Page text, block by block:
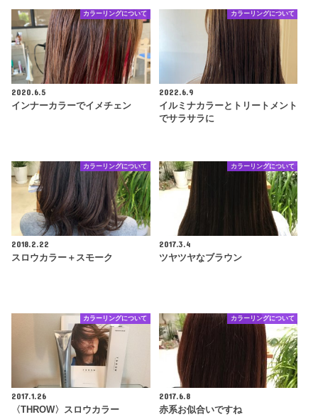
カラーリングについて
2020.6.5
インナーカラーでイメチェン
カラーリングについて
2022.6.9
イルミナカラーとトリートメント
でサラサラに
カラーリングについて
2018.2.22
スロウカラー＋スモーク
カラーリングについて
2017.3.4
ツヤツヤなブラウン
カラーリングについて
2017.1.26
〈THROW〉スロウカラー
カラーリングについて
2017.6.8
赤系お似合いですね